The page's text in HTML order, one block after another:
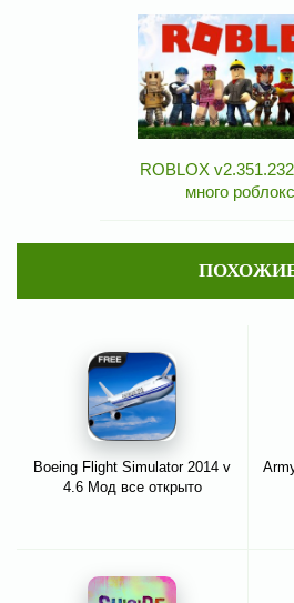
ROBLOX
много
Boeing Flight Simulator 2014 v
4.6 Мод все открыто